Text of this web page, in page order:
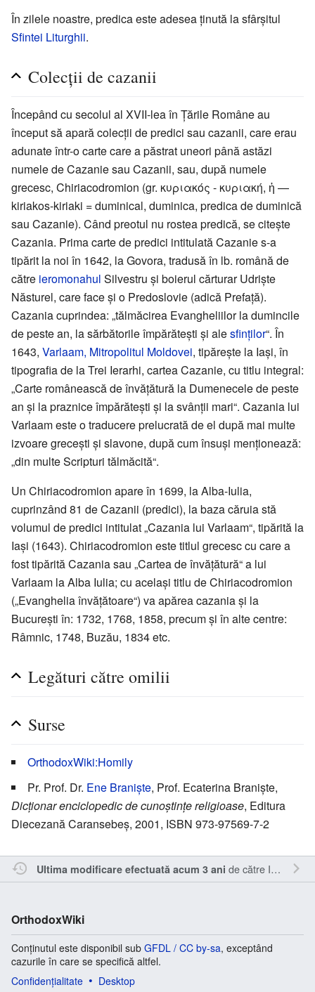
În zilele noastre, predica este adesea ținută la sfârșitul
Sfintei Liturghii.
Colecții de cazanii
Începând cu secolul al XVII-lea în Țările Române au
început să apară colecții de predici sau cazanii, care erau
adunate într-o carte care a păstrat uneori până astăzi
numele de Cazanie sau Cazanii, sau, după numele
grecesc, Chiriacodromion (gr. κυριακός - κυριακή, ἡ —
kiriakos-kiriaki = duminical, duminica, predica de duminică
sau Cazanie). Când preotul nu rostea predică, se citeşte
Cazania. Prima carte de predici intitulată Cazanie s-a
tipărit la noi în 1642, la Govora, tradusă în lb. română de
către ieromonahul Silvestru și boierul cărturar Udriște
Năsturel, care face și o Predoslovie (adică Prefață).
Cazania cuprindea: „tălmăcirea Evangheliilor la dumincile
de peste an, la sărbătorile împărătești și alesfinților“. În
1643, Varlaam, Mitropolitul Moldovei, tipărește la Iași, în
tipografia de la Trei Ierarhi, cartea Cazanie, cu titlu integral:
„Carte românească de învățătură la Dumenecele de peste
an și la praznice împărătești și la svânții mari“. Cazania lui
Varlaam este o traducere prelucrată de el după mai multe
izvoare grecești și slavone, după cum însuși menționează:
„din multe Scripturi tălmăcită“.
Un Chiriacodromion apare în 1699, la Alba-Iulia,
cuprinzând 81 de Cazanii (predici), la baza căruia stă
volumul de predici intitulat „Cazania lui Varlaam“, tipărită la
Iași (1643). Chiriacodromion este titlul grecesc cu care a
fost tipărită Cazania sau „Cartea de învățătură“ a lui
Varlaam la Alba Iulia; cu același titlu de Chiriacodromion
(„Evanghelia învățătoare“) va apărea cazania și la
Bucureşti în: 1732, 1768, 1858, precum și în alte centre:
Râmnic, 1748, Buzău, 1834 etc.
Legături către omilii
Surse
OrthodoxWiki:Homily
Pr. Prof. Dr. Ene Braniște, Prof. Ecaterina Braniște,
Dicționar enciclopedic de cunoștințe religioase, Editura
Diecezană Caransebeș, 2001, ISBN 973-97569-7-2
Ultima modificare efectuată acum 3 ani de către Inistea .
OrthodoxWiki
Conținutul este disponibil sub GFDL / CC by-sa, exceptând
cazurile în care se specifică altfel.
Confidențialitate
Desktop